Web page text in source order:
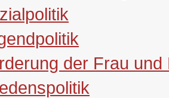
der Frau und